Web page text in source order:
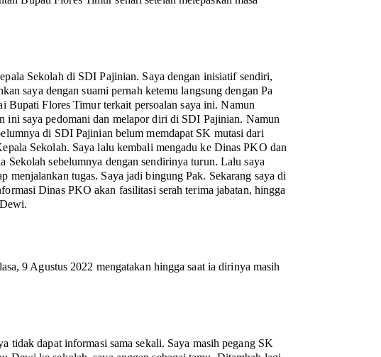
Sekolah di SDI Pajinian. Saya dengan inisiatif sendiri,
saya dengan suami pernah ketemu langsung dengan Pa
Bupati Flores Timur terkait persoalan saya ini. Namun
ini saya pedomani dan melapor diri di SDI Pajinian. Namun
di SDI Pajinian belum memdapat SK mutasi dari
Sekolah. Saya lalu kembali mengadu ke Dinas PKO dan
sebelumnya dengan sendirinya turun. Lalu saya
menjalankan tugas. Saya jadi bingung Pak. Sekarang saya di
Dinas PKO akan fasilitasi serah terima jabatan, hingga
9 Agustus 2022 mengatakan hingga saat ia dirinya masih
dapat informasi sama sekali. Saya masih pegang SK